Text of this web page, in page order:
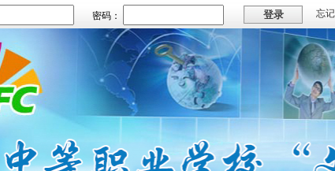
密码： 忘